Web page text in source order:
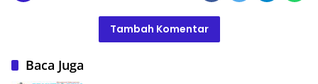
Tambah Komentar
Baca Juga